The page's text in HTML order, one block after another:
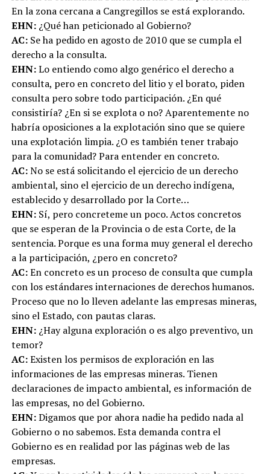
En la zona cercana a Cangregillos se está explorando.
EHN:¿Qué han peticionado al Gobierno?
AC:Se ha pedido en agosto de 2010 que se cumpla el
derecho a la consulta.
EHN:Lo entiendo como algo genérico el derecho a
consulta, pero en concreto del litio y el borato, piden
consulta pero sobre todo participación. ¿En qué
consistiría? ¿En si se explota o no? Aparentemente no
habría oposiciones a la explotación sino que se quiere
una explotación limpia. ¿O es también tener trabajo
para la comunidad? Para entender en concreto.
AC:No se está solicitando el ejercicio de un derecho
ambiental, sino el ejercicio de un derecho indígena,
establecido y desarrollado por la Corte…
EHN:Sí, pero concreteme un poco. Actos concretos
que se esperan de la Provincia o de esta Corte, de la
sentencia. Porque es una forma muy general el derecho
a la participación, ¿pero en concreto?
AC:En concreto es un proceso de consulta que cumpla
con los estándares internaciones de derechos humanos.
Proceso que no lo lleven adelante las empresas mineras,
sino el Estado, con pautas claras.
EHN:¿Hay alguna exploración o es algo preventivo, un
temor?
AC:Existen los permisos de exploración en las
informaciones de las empresas mineras. Tienen
declaraciones de impacto ambiental, es información de
las empresas, no del Gobierno.
EHN:Digamos que por ahora nadie ha pedido nada al
Gobierno o no sabemos. Esta demanda contra el
Gobierno es en realidad por las páginas web de las
empresas.